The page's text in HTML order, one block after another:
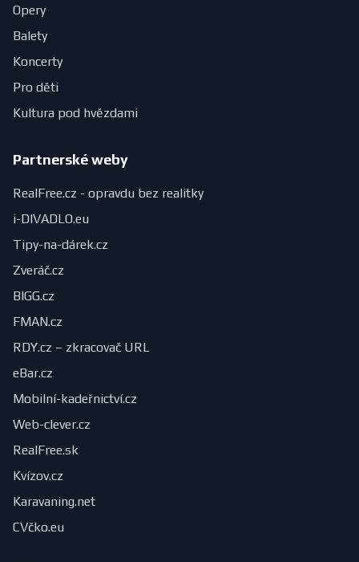
Opery
Balety
Koncerty
Pro děti
Kultura pod hvězdami
Partnerské weby
RealFree.cz - opravdu bez realitky
i-DIVADLO.eu
Tipy-na-dárek.cz
Zveráč.cz
BIGG.cz
FMAN.cz
RDY.cz – zkracovač URL
eBar.cz
Mobilní-kadeřnictví.cz
Web-clever.cz
RealFree.sk
Kvízov.cz
Karavaning.net
CVčko.eu